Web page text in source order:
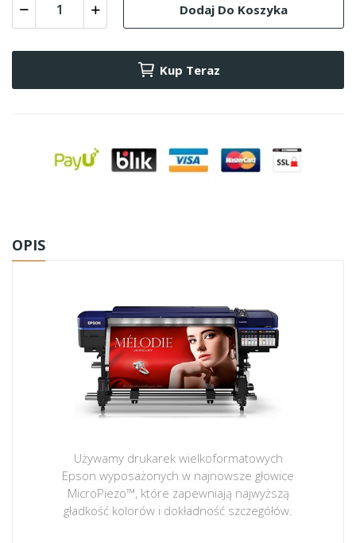
Dodaj Do Koszyka
Kup Teraz
OPIS
Używamy drukarek wielkoformatowych
Epson wyposażonych w najnowsze głowice
MicroPiezo™, które zapewniają najwyższą
gładkość kolorów i dokładność szczegółów.